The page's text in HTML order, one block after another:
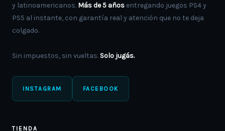
y latinoamericanos. Más de 5 años entregando juegos PS4 y
PS5 al instante, con garantía real y atención que no te deja
colgado.
Sin impuestos, sin vueltas. Solo jugás.
INSTAGRAM FACEBOOK
TIENDA